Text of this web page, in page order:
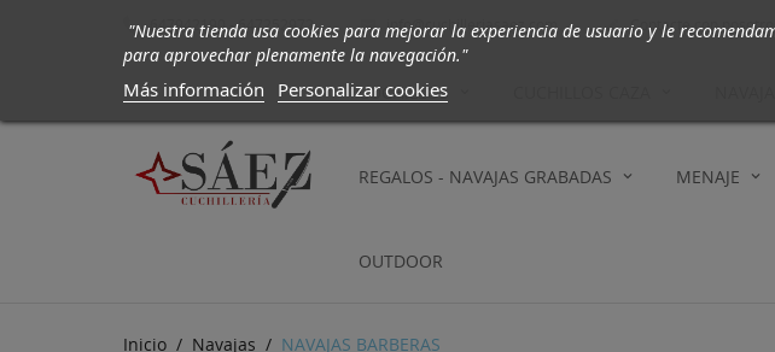
647942190 - 647252972  info@cuchilleriasaez.com  Contacte con
CUCHILLOS
REGALOS - NAVAJAS GRABADAS MENAJE
OUTDOOR
Inicio Navajas NAVAJAS BARBERAS
"Nuestra tienda usa cookies para mejorar la experiencia de usuario y le
para aprovechar plenamente la navegación."
Más información Personalizar cookies